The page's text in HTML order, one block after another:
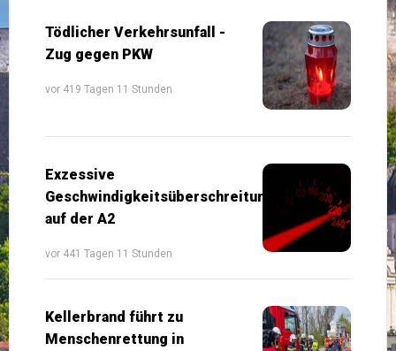
Tödlicher Verkehrsunfall -
Zug gegen PKW
vor 419 Tagen 11 Stunden
Exzessive
Geschwindigkeitsüberschreitung
auf der A2
vor 441 Tagen 11 Stunden
Kellerbrand führt zu
Menschenrettung in